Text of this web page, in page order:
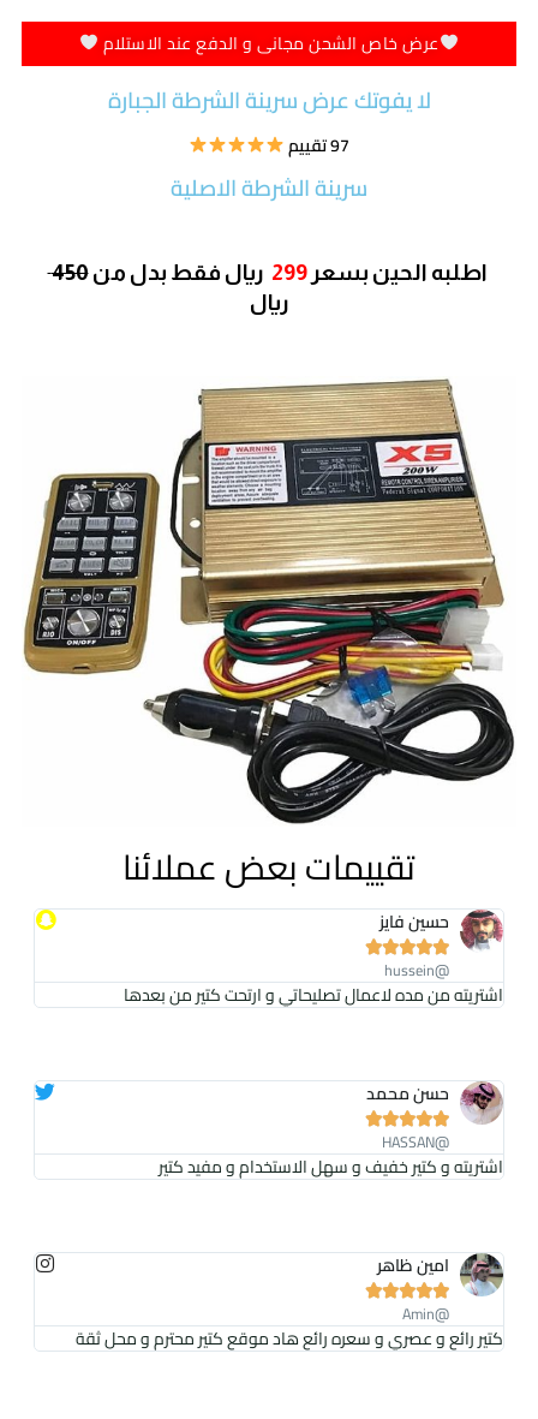
عرض خاص الشحن مجانى و الدفع عند الاستلام
لا يفوتك عرض سرينة الشرطة الجبارة
97 تقييم
سرينة الشرطة الاصلية
اطلبه الحين بسعر 299 ريال فقط بدل من450
ريال
تقييمات بعض عملائنا
حسين فايز





@hussein
اشتريته من مده لاعمال تصليحاتي و ارتحت كتير من بعدها
حسن محمد





@HASSAN
اشتريته و كتير خفيف و سهل الاستخدام و مفيد كتير
امين ظاهر





@Amin
كتير رائع و عصري و سعره رائع هاد موقع كتير محترم و محل ثقة